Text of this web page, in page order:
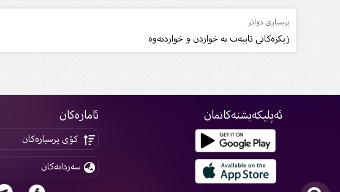
پرسیاری دواتر
زیكرەکانى تایبەت بە خواردن و خواردنەوە
ئەپلیکەیشنەکانمان ئامارەکان
کۆی پرسیارەکان
سەردانەکان